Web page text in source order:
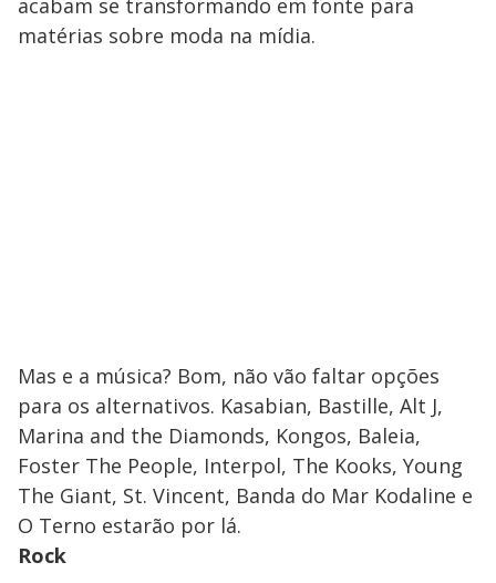
acabam se transformando em fonte para
matérias sobre moda na mídia.
Mas e a música? Bom, não vão faltar opções
para os alternativos. Kasabian, Bastille, Alt J,
Marina and the Diamonds, Kongos, Baleia,
Foster The People, Interpol, The Kooks, Young
The Giant, St. Vincent, Banda do Mar Kodaline e
O Terno estarão por lá.
Rock